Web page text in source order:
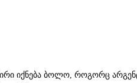
იქნება ბოლო, როგორც